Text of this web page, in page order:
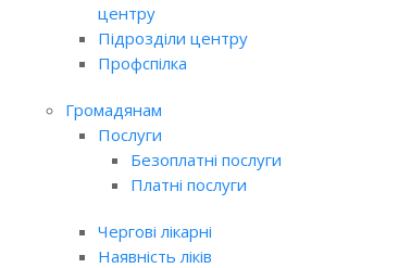
центру
Підрозділи центру
Профспілка
Громадянам
Послуги
Безоплатні послуги
Платні послуги
Чергові лікарні
Наявність ліків